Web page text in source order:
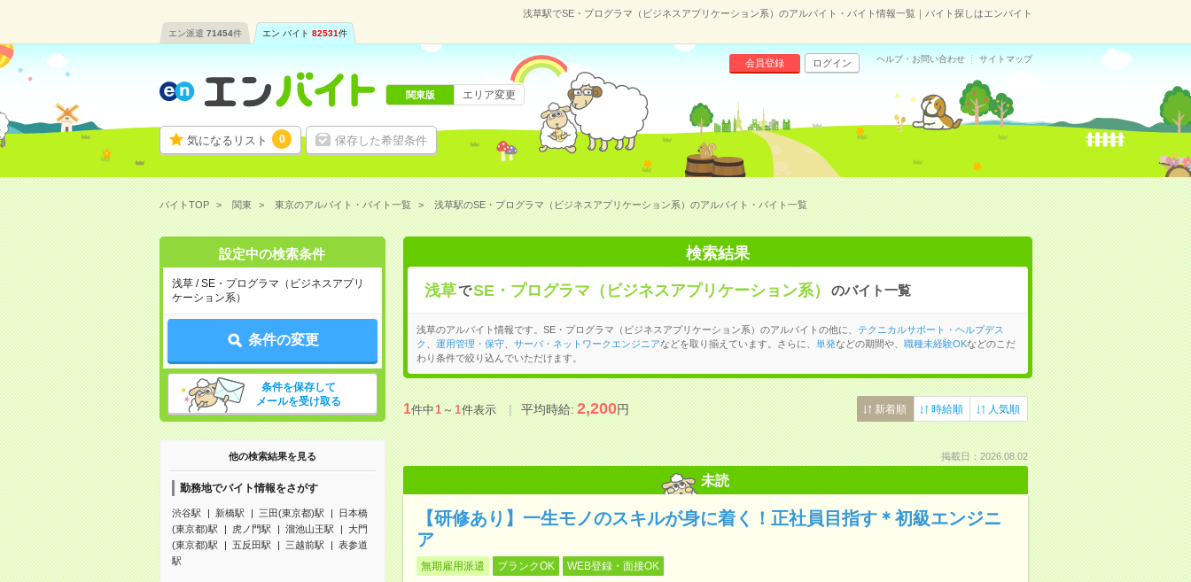
浅草駅でSE・プログラマ（ビジネスアプリケーション系）のアルバイト・バイト情報一覧｜バイト探しはエンバイト
エン派遣 71454件 エン バイト 82531件
気になるリスト 0 保存した希望条件
会員登録 ログイン ヘルプ・お問い合わせ サイトマップ
関東版 エリア変更
バイトTOP 関東 東京のアルバイト・バイト一覧 浅草駅のSE・プログラマ（ビジネスアプリケーション系）のアルバイト・バイト一覧
設定中の検索条件
浅草 / SE・プログラマ（ビジネスアプリ
ケーション系）
条件の変更
条件を保存して
メールを受け取る
他の検索結果を見る
勤務地でバイト情報をさがす
渋谷駅 新橋駅 三田(東京都)駅
日本橋
(東京都)駅
虎ノ門駅 溜池山王駅
大門
(東京都)駅
五反田駅 三越前駅
表参道
駅
検索結果
浅草でSE・プログラマ（ビジネスアプリケーション系） のバイト一覧
浅草のアルバイト情報です。SE・プログラマ（ビジネスアプリケーション系）のアルバイトの他に、 テクニカルサポート・ヘルプデス
ク
運用管理・保守、 サーバ・ネットワークエンジニアなどを取り揃えています。さらに、 単発などの期間や、 職種未経験OKなどのこだ
わり条件で絞り込んでいただけます。
1件中1～1件表示 平均時給:2,200円 新着順 時給順 人気順
掲載日：2026.08.02
未読
【研修あり】一生モノのスキルが身に着く！正社員目指す＊初級エンジニ
ア
無期雇用派遣 ブランクOK WEB登録・面接OK